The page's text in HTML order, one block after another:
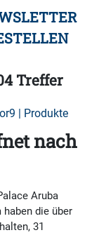
Treffer
| Produkte
nach
Aruba
die über
31